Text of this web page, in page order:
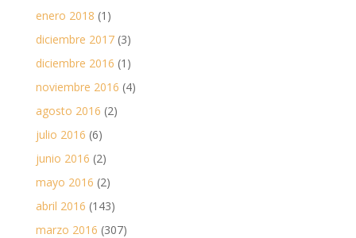
enero 2018 (1)
diciembre 2017(3)
diciembre 2016 (1)
noviembre 2016 (4)
agosto 2016 (2)
julio 2016 (6)
junio 2016 (2)
mayo 2016 (2)
abril 2016 (143)
marzo 2016 (307)